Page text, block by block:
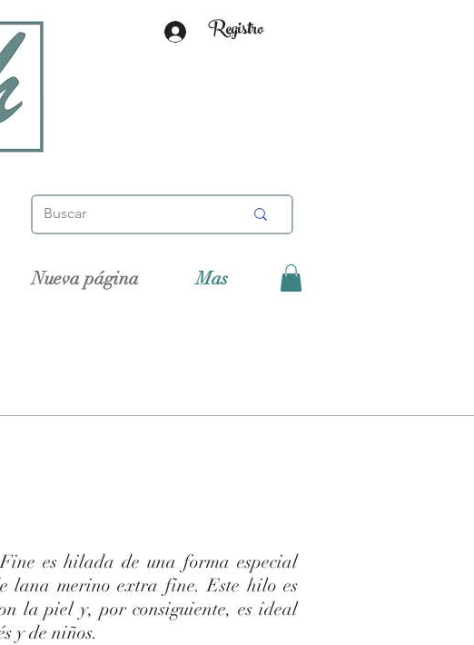
Registro
Nueva página Mas
es hilada de una forma especial
lana merino extra fine. Este hilo es
la piel y, por consiguiente, es ideal
y de niños.